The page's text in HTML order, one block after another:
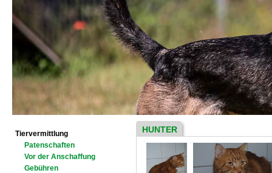
Tiervermittlung
Patenschaften
Vor der Anschaffung
Gebühren
HUNTER